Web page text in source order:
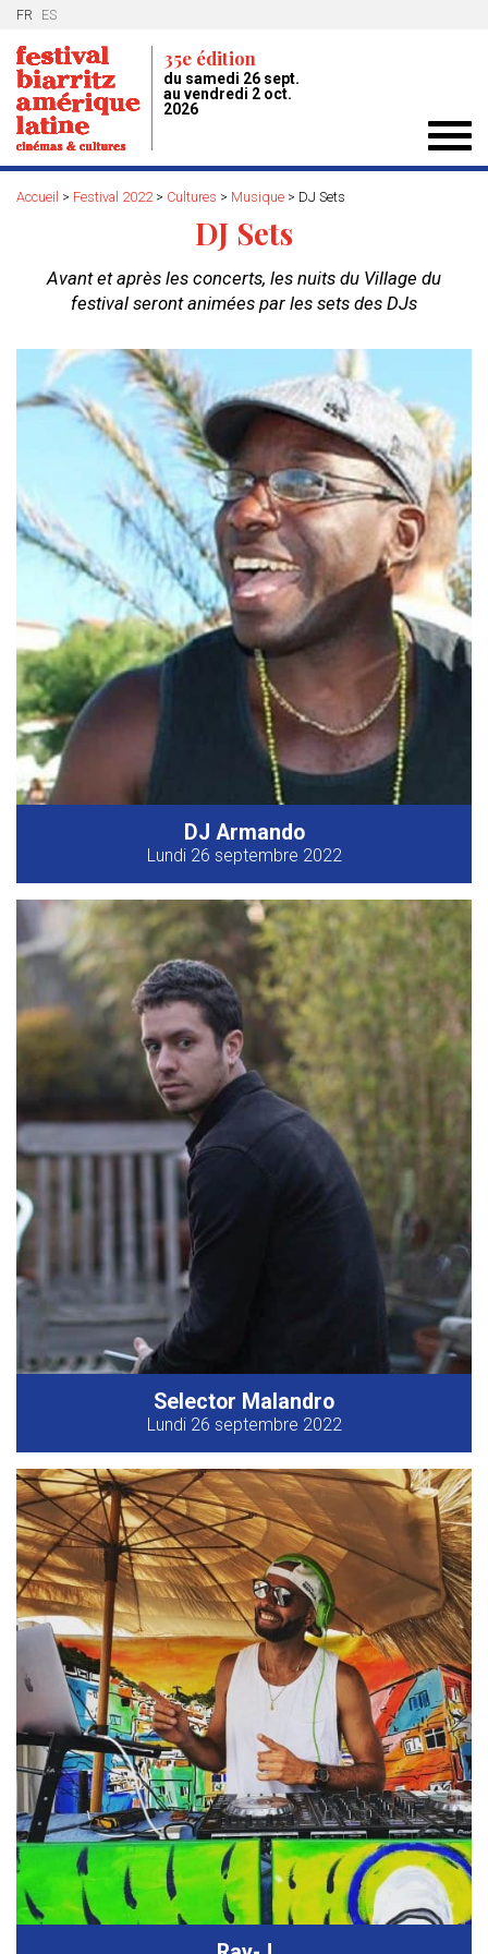
FR ES
35e édition
du samedi 26 sept.
au vendredi 2 oct.
2026
Accueil > Festival 2022 > Cultures > Musique > DJ Sets
DJ Sets
Avant et après les concerts, les nuits du Village du
festival seront animées par les sets des DJs
DJ Armando
Lundi 26 septembre 2022
Selector Malandro
Lundi 26 septembre 2022